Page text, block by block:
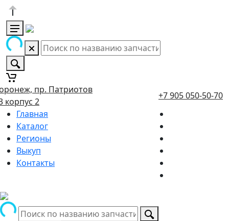
пр. Патриотов
корпус 2
+7 905 050-50-70
Главная
Каталог
Регионы
Выкуп
Контакты